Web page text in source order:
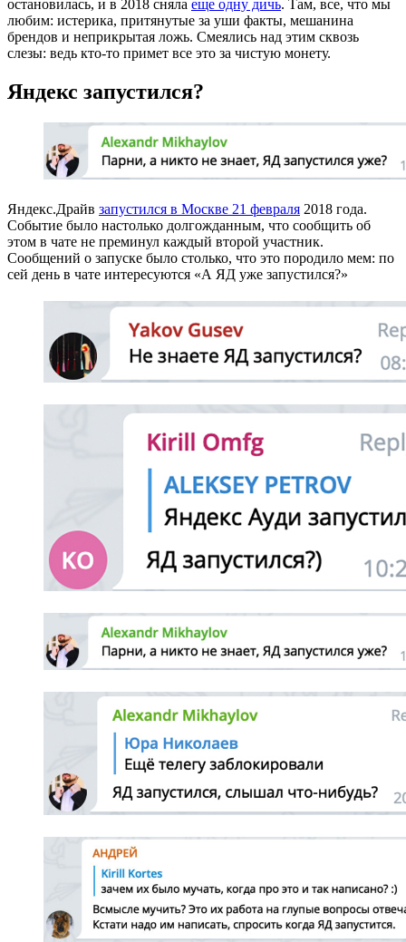
остановилась, и в 2018 сняла еще одну дичь. Там, все, что мы
любим: истерика, притянутые за уши факты, мешанина
брендов и неприкрытая ложь. Смеялись над этим сквозь
слезы: ведь кто-то примет все это за чистую монету.
Яндекс запустился?
Яндекс.Драйв запустился в Москве 21 февраля 2018 года.
Событие было настолько долгожданным, что сообщить об
этом в чате не преминул каждый второй участник.
Сообщений о запуске было столько, что это породило мем: по
сей день в чате интересуются «А ЯД уже запустился?»